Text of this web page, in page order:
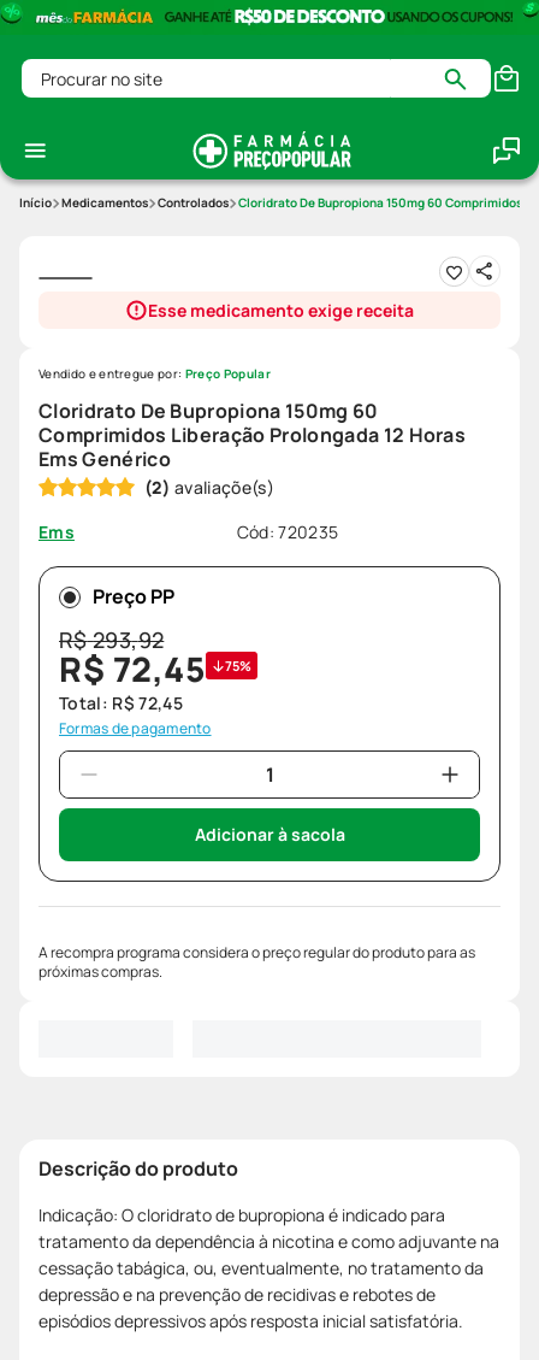
Procurar no site
Medicamentos Controlados Cloridrato De Bupropiona 150mg 60 Comprimidos
Esse medicamento exige receita
Cloridrato De Bupropiona 150mg 60
Comprimidos Liberação Prolongada 12 Horas
Ems Genérico
(2)
Ems
Cód:720235
Vendido e entregue por: Preço Popular
Preço PP
R$293,92
R$ 72,45 75%
Total: R$ 72,45
Formas de pagamento
Adicionar à sacola
A recompra programa considera o preço regular do produto para as
próximas compras.
Descrição do produto
Indicação: O cloridrato de bupropiona é indicado para
tratamento da dependência à nicotina e como adjuvante na
cessação tabágica, ou, eventualmente, no tratamento da
depressão e na prevenção de recidivas e rebotes de
episódios depressivos após resposta inicial satisfatória.